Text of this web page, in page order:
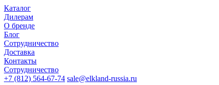
Каталог
Дилерам
О бренде
Блог
Сотрудничество
Доставка
Контакты
Сотрудничество
+7 (812) 564-67-74 sale@elkland-russia.ru